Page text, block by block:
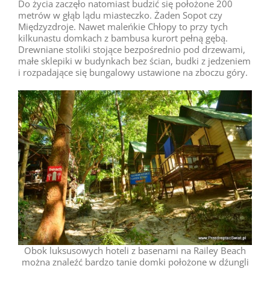
Do życia zaczęło natomiast budzić się położone 200
metrów w głąb lądu miasteczko. Żaden Sopot czy
Międzyzdroje. Nawet maleńkie Chłopy to przy tych
kilkunastu domkach z bambusa kurort pełną gębą.
Drewniane stoliki stojące bezpośrednio pod drzewami,
małe sklepiki w budynkach bez ścian, budki z jedzeniem
i rozpadające się bungalowy ustawione na zboczu góry.
Obok luksusowych hoteli z basenami na Railey Beach
można znaleźć bardzo tanie domki położone w dźungli